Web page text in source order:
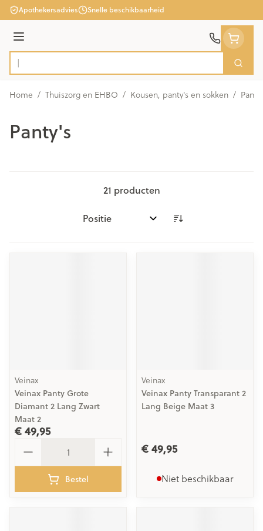
Ga naar de inhoud
Apothekersadvies Snelle beschikbaarheid
Menu
Product, merk, categorie... Zoek
Home / Thuiszorg en EHBO / Kousen, panty's en sokken /
Panty's
21 producten
Sorteer op:
Veinax
Veinax Panty Grote
Diamant 2 Lang Zwart
Maat 2
€ 49,95
Bestel
Veinax
Veinax Panty Transparant 2
Lang Beige Maat 3
€ 49,95
Niet beschikbaar